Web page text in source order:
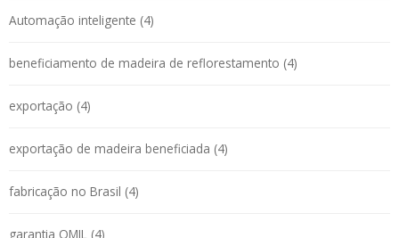
Automação inteligente (4)
beneficiamento de madeira de reflorestamento (4)
exportação (4)
exportação de madeira beneficiada (4)
fabricação no Brasil (4)
garantia OMIL (4)